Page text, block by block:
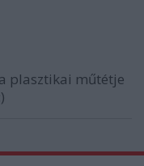
plasztikai műtétje